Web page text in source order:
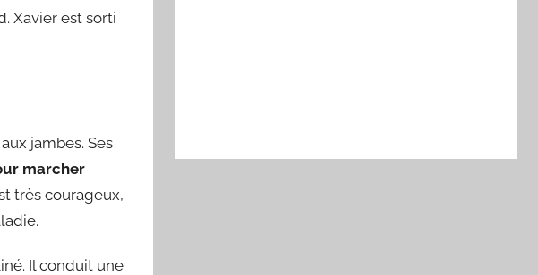
Xavier est sorti
jambes. Ses
marcher
très courageux,
Il conduit une